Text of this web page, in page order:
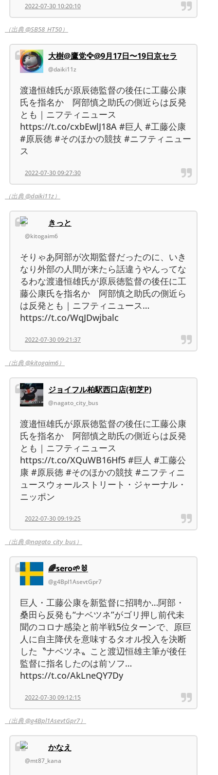
2022-07-30 10:20:10
（出典 @SB58_HT50）
大樹@鷹党🦅@9月17日〜19日京セラ
@daiki11z
渡邉恒雄氏が原辰徳監督の後任に工藤公康
氏を指名か 阿部慎之助氏の側近らは反発
とも｜ニフティニュース
https://t.co/cxbEwlJ18A #巨人 #工藤公康
#原辰徳 #そのほかの競技 #ニフティニュー
ス
2022-07-30 09:27:30
（出典 @daiki11z）
きっと
@kitogaim6
そりゃあ阿部が次期監督だったのに、いき
なり外部の人間が来たら話違うやんってな
るわな渡邉恒雄氏が原辰徳監督の後任に工
藤公康氏を指名か 阿部慎之助氏の側近ら
は反発とも｜ニフティニュース…
https://t.co/WqJDwjbalc
2022-07-30 09:21:37
（出典 @kitogaim6）
ジョイフル柏駅西口店(初芝P)
@nagato_city_bus
渡邉恒雄氏が原辰徳監督の後任に工藤公康
氏を指名か 阿部慎之助氏の側近らは反発
とも｜ニフティニュース
https://t.co/XQuWB16Hf5 #巨人 #工藤公
康 #原辰徳 #そのほかの競技 #ニフティニ
ュースウォールストリート・ジャーナル・
ニッポン
2022-07-30 09:19:25
（出典 @nagato_city_bus）
🌈sero🌱🐰
@g4Bpl1AsevtGpr7
巨人・工藤公康を新監督に招聘か…阿部・
桑田ら反発も“ナベツネ”がゴリ押し前代未
聞のコロナ感染と前半戦5位ターンで、原巨
人に自主降伏を意味するタオル投入を決断
した〝ナベツネ〟こと渡辺恒雄主筆が後任
監督に指名したのは前ソフ…
https://t.co/AkLneQY7Dy
2022-07-30 09:12:15
（出典 @g4Bpl1AsevtGpr7）
かなえ
@mt87_kana